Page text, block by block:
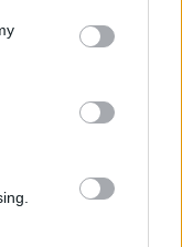
You may click to
party tags to
in below Google